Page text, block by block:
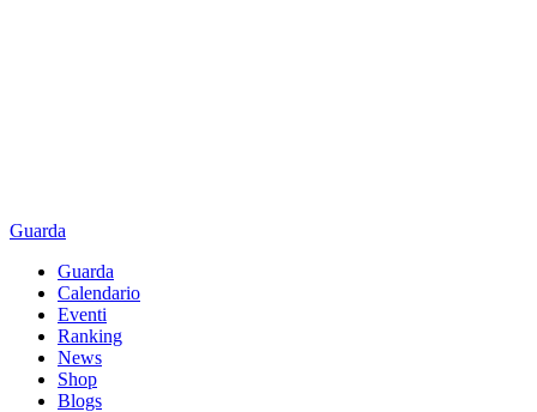
Guarda
Guarda
Calendario
Eventi
Ranking
News
Shop
Blogs